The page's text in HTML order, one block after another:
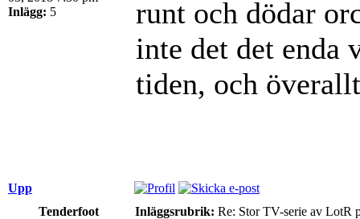
Inlägg: 5
runt och dödar
inte det det enda
tiden, och
Upp
Tenderfoot
Inläggsrubrik: Re: Stor TV-serie av LotR